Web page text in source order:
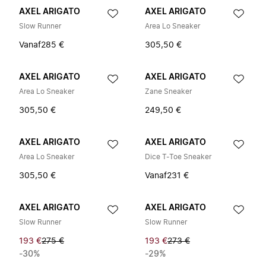
AXEL ARIGATO
Slow Runner
Vanaf285 €
AXEL ARIGATO
Area Lo Sneaker
305,50 €
AXEL ARIGATO
Area Lo Sneaker
305,50 €
AXEL ARIGATO
Zane Sneaker
249,50 €
AXEL ARIGATO
Area Lo Sneaker
305,50 €
AXEL ARIGATO
Dice T-Toe Sneaker
Vanaf231 €
AXEL ARIGATO
Slow Runner
193 €275 €
-30%
AXEL ARIGATO
Slow Runner
193 €273 €
-29%